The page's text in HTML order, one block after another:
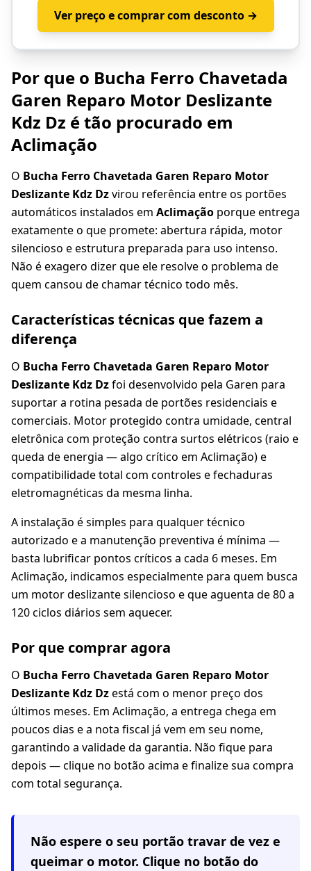
Ver preço e comprar com desconto →
Por que o Bucha Ferro Chavetada
Garen Reparo Motor Deslizante
Kdz Dz é tão procurado em
Aclimação
O Bucha Ferro Chavetada Garen Reparo Motor
Deslizante Kdz Dzvirou referência entre os portões
automáticos instalados em Aclimação porque entrega
exatamente o que promete: abertura rápida, motor
silencioso e estrutura preparada para uso intenso.
Não é exagero dizer que ele resolve o problema de
quem cansou de chamar técnico todo mês.
Características técnicas que fazem a
diferença
O Bucha Ferro Chavetada Garen Reparo Motor
Deslizante Kdz Dzfoi desenvolvido pela Garen para
suportar a rotina pesada de portões residenciais e
comerciais. Motor protegido contra umidade, central
eletrônica com proteção contra surtos elétricos (raio e
queda de energia — algo crítico em Aclimação) e
compatibilidade total com controles e fechaduras
eletromagnéticas da mesma linha.
A instalação é simples para qualquer técnico
autorizado e a manutenção preventiva é mínima —
basta lubrificar pontos críticos a cada 6 meses. Em
Aclimação, indicamos especialmente para quem busca
um motor deslizante silencioso e que aguenta de 80 a
120 ciclos diários sem aquecer.
Por que comprar agora
O Bucha Ferro Chavetada Garen Reparo Motor
Deslizante Kdz Dzestá com o menor preço dos
últimos meses. Em Aclimação, a entrega chega em
poucos dias e a nota fiscal já vem em seu nome,
garantindo a validade da garantia. Não fique para
depois — clique no botão acima e finalize sua compra
com total segurança.
Não espere o seu portão travar de vez e
queimar o motor. Clique no botão do